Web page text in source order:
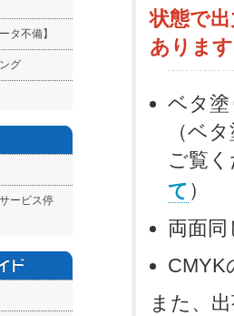
状態で
ありま
ベタ
（ベ
ご覧
て ）
両面
CMYK
また、
タ不備】
グ
ービス停